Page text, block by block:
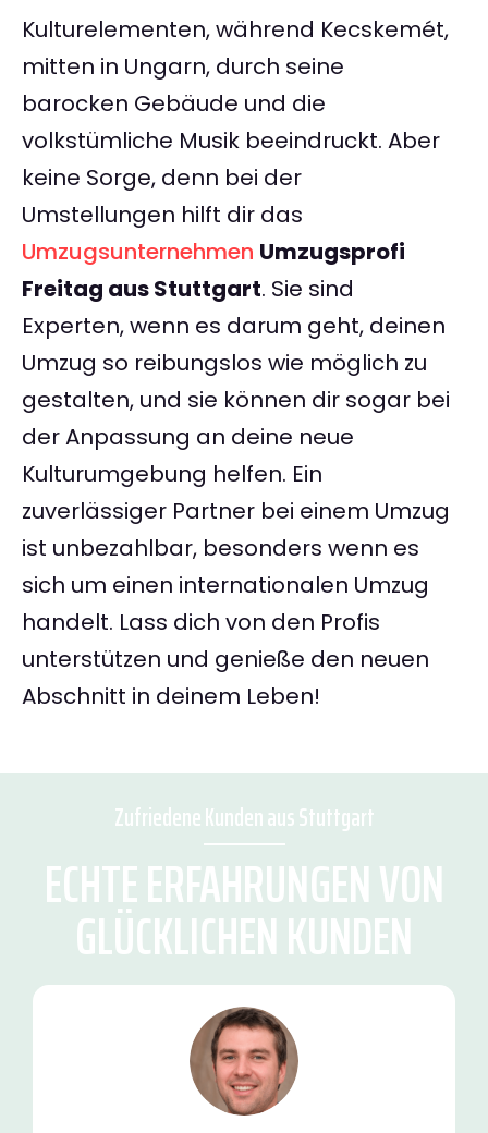
Kulturelementen, während Kecskemét,
mitten in Ungarn, durch seine
barocken Gebäude und die
volkstümliche Musik beeindruckt. Aber
keine Sorge, denn bei der
Umstellungen hilft dir das
Umzugsunternehmen Umzugsprofi
Freitag aus Stuttgart. Sie sind
Experten, wenn es darum geht, deinen
Umzug so reibungslos wie möglich zu
gestalten, und sie können dir sogar bei
der Anpassung an deine neue
Kulturumgebung helfen. Ein
zuverlässiger Partner bei einem Umzug
ist unbezahlbar, besonders wenn es
sich um einen internationalen Umzug
handelt. Lass dich von den Profis
unterstützen und genieße den neuen
Abschnitt in deinem Leben!
Zufriedene Kunden aus Stuttgart
ECHTE ERFAHRUNGEN VON
GLÜCKLICHEN KUNDEN